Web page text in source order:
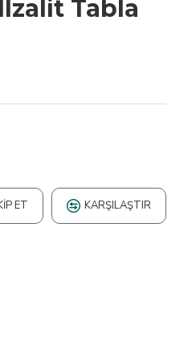
Tabla
ET KARŞILAŞTIR